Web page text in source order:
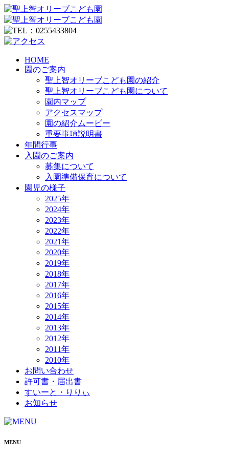
HOME
園のご案内
聖上智オリーブこども園の紹介
聖上智オリーブこども園について
園内マップ
アクセスマップ
園の紹介ムービー
重要事項説明書
年間行事
入園のご案内
募集について
入園準備保育について
園児の様子
2025年
2024年
2023年
2022年
2021年
2020年
2019年
2018年
2017年
2016年
2015年
2014年
2013年
2012年
2011年
2010年
お問い合わせ
許可書・届出書
すいーと・りりぃ
お知らせ
MENU